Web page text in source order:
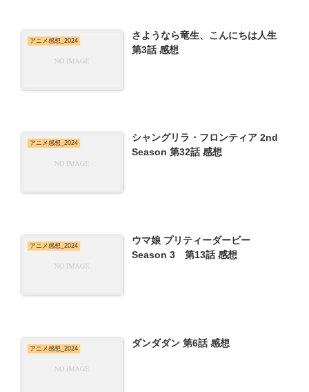
アニメ感想_2024
さようなら竜生、こんにちは人生
第3話 感想
アニメ感想_2024
シャングリラ・フロンティア 2nd
Season 第32話 感想
アニメ感想_2024
ウマ娘 プリティーダービー
Season 3 第13話 感想
アニメ感想_2024 ダンダダン 第6話 感想